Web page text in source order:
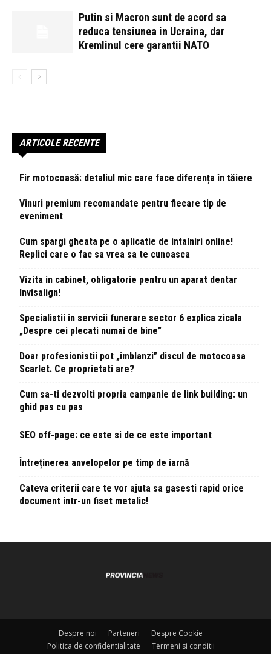
Putin si Macron sunt de acord sa
reduca tensiunea in Ucraina, dar
Kremlinul cere garantii NATO
ARTICOLE RECENTE
Fir motocoasă: detaliul mic care face diferența în tăiere
Vinuri premium recomandate pentru fiecare tip de
eveniment
Cum spargi gheata pe o aplicatie de intalniri online!
Replici care o fac sa vrea sa te cunoasca
Vizita in cabinet, obligatorie pentru un aparat dentar
Invisalign!
Specialistii in servicii funerare sector 6 explica zicala
„Despre cei plecati numai de bine”
Doar profesionistii pot „imblanzi” discul de motocoasa
Scarlet. Ce proprietati are?
Cum sa-ti dezvolti propria campanie de link building: un
ghid pas cu pas
SEO off-page: ce este si de ce este important
Întreținerea anvelopelor pe timp de iarnă
Cateva criterii care te vor ajuta sa gasesti rapid orice
document intr-un fiset metalic!
Despre noi Parteneri
Despre Cookie
Politica de confidentialitate
Termeni si conditii